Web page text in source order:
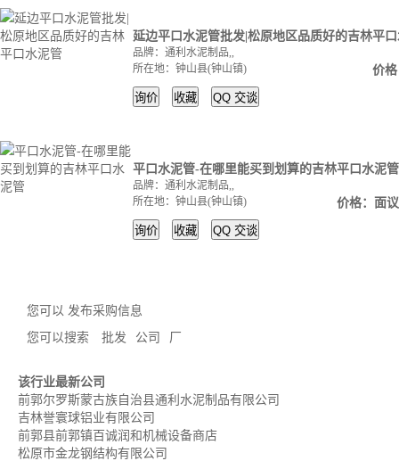
延边平口水泥管批发|松原地区品质好的吉林平
品牌：通利水泥制品,,
所在地：钟山县(钟山镇)
价
询价 收藏 QQ 交谈
平口水泥管-在哪里能买到划算的吉林平口水泥管
品牌：通利水泥制品,,
所在地：钟山县(钟山镇)
价格：面议
询价 收藏 QQ 交谈
您可以 发布采购信息
您可以搜索
批发 公司 厂
该行业最新公司
前郭尔罗斯蒙古族自治县通利水泥制品有限公司
吉林誉寰球铝业有限公司
前郭县前郭镇百诚润和机械设备商店
松原市金龙钢结构有限公司